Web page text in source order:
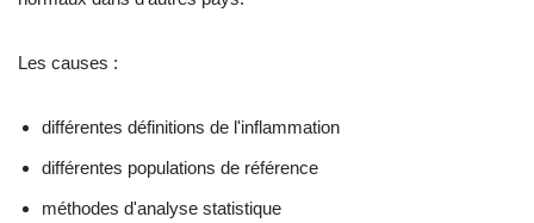
Les causes :
différentes définitions de l'inflammation
différentes populations de référence
méthodes d'analyse statistique